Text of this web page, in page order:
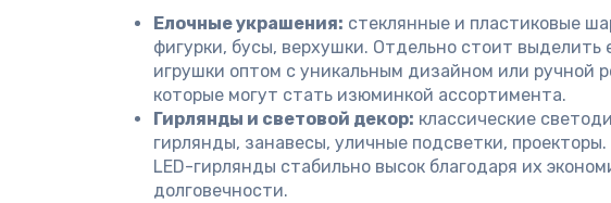
Елочные украшения: стеклянные и пластиковые
фигурки, бусы, верхушки. Отдельно стоит выделить
игрушки оптом с уникальным дизайном или ручной
которые могут стать изюминкой ассортимента.
Гирлянды и световой декор: классические
гирлянды, занавесы, уличные подсветки, проекторы.
LED-гирлянды стабильно высок благодаря их
долговечности.